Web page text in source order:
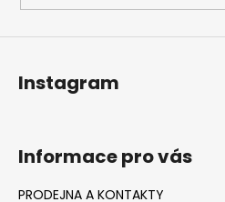
Instagram
Informace pro vás
PRODEJNA A KONTAKTY